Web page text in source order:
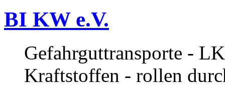
BI KW e.V.
Gefahrguttransporte -
Kraftstoffen - rollen